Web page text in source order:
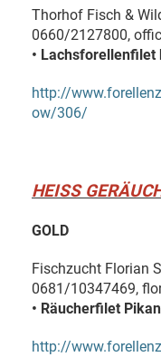
Thorhof Fisch &
0660/2127800,
•
http://
ow/306/
HEISS
GOLD
Fischzucht Florian
0681/10347469,
• Räucherfilet
http://